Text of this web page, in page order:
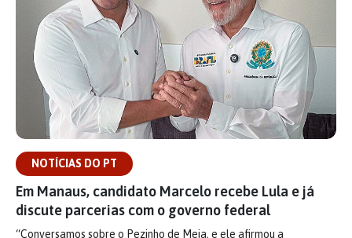
NOTÍCIAS DO PT
Em Manaus, candidato Marcelo recebe Lula e já
discute parcerias com o governo federal
“Conversamos sobre o Pezinho de Meia, e ele afirmou a